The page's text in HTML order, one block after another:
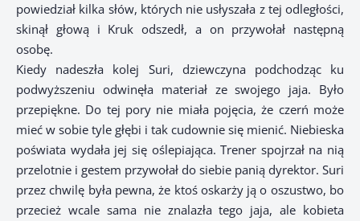
powiedział kilka słów, których nie usłyszała z tej odległości,
skinął głową i Kruk odszedł, a on przywołał następną
osobę.
Kiedy nadeszła kolej Suri, dziewczyna podchodząc ku
podwyższeniu odwinęła materiał ze swojego jaja. Było
przepiękne. Do tej pory nie miała pojęcia, że czerń może
mieć w sobie tyle głębi i tak cudownie się mienić. Niebieska
poświata wydała jej się oślepiająca. Trener spojrzał na nią
przelotnie i gestem przywołał do siebie panią dyrektor. Suri
przez chwilę była pewna, że ktoś oskarży ją o oszustwo, bo
przecież wcale sama nie znalazła tego jaja, ale kobieta